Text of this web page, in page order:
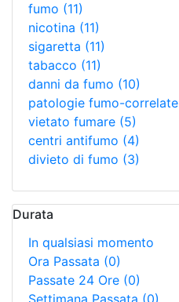
fumo (11)
nicotina (11)
sigaretta (11)
tabacco (11)
danni da fumo (10)
patologie fumo-correlate
vietato fumare (5)
centri antifumo (4)
divieto di fumo (3)
Durata
In qualsiasi momento
Ora Passata (0)
Passate 24 Ore (0)
Settimana Passata (0)